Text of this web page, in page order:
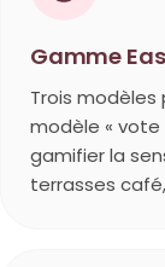
Gamme
Trois modèles
modèle «
gamifier la
terrasses